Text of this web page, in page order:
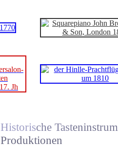
Historische Tasteninstrum
Produktionen